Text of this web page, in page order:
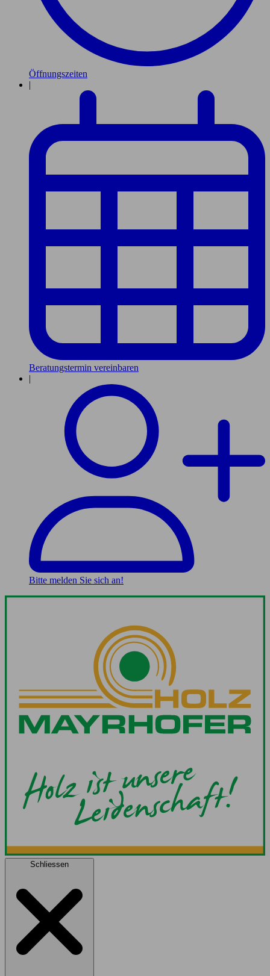
Öffnungszeiten
|
Beratungstermin vereinbaren
|
Bitte melden Sie sich an!
Schliessen